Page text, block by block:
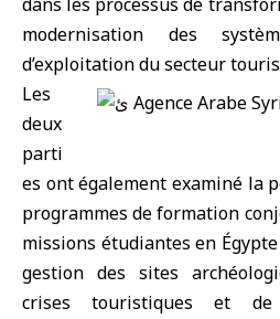
modernisation des
d’exploitation du secteur
Les
deux
parti
es ont également examiné la
programmes de formation
missions étudiantes en
gestion des sites
crises touristiques et de